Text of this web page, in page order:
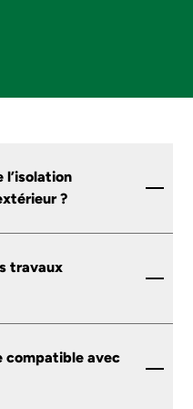
l’isolation
?
tandis que
(ITE) enveloppe le
travaux
compter une à trois
incluant la
compatible avec